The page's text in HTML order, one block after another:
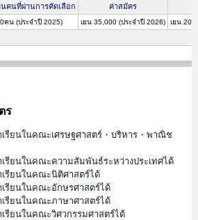
คนที่ผ่านการคัดเลือก ค่าสมัคร
คน (ประจำปี 2025) เยน 35,000 (ประจำปี 2026) เยน
ร
รียนในคณะเศรษฐศาสตร์・บริหาร・พาณิช
รียนในคณะความสัมพันธ์ระหว่างประเทศได้
รียนในคณะนิติศาสตร์ได้
รียนในคณะอักษรศาสตร์ได้
รียนในคณะภาษาศาสตร์ได้
รียนในคณะวิศวกรรมศาสตร์ได้